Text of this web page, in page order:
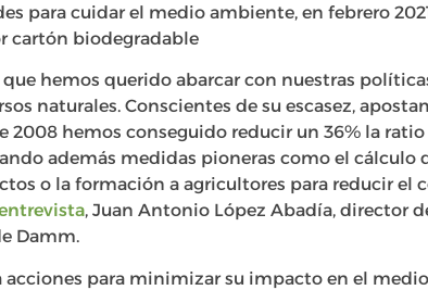
para cuidar el medio ambiente, en febrero
cartón biodegradable
que hemos querido abarcar con nuestras
naturales. Conscientes de su escasez,
2008 hemos conseguido reducir un 36% la
además medidas pioneras como el cálculo
o la formación a agricultores para reducir el
, Juan Antonio López Abadía, director
Damm.
acciones para minimizar su impacto en el